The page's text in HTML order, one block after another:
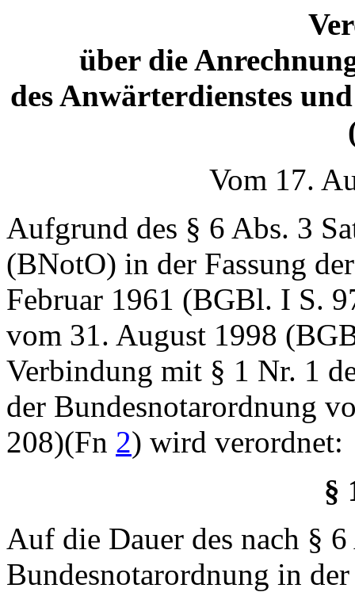
über die
des Anwärterdienstes
Vom 17.
Aufgrund des § 6 Abs. 3
(BNotO) in der Fassung
Februar 1961 (BGBl. I S.
vom 31. August 1998
Verbindung mit § 1 Nr. 1
der Bundesnotarordnung
208)(Fn 2) wird verordnet:
§
Auf die Dauer des nach §
Bundesnotarordnung in